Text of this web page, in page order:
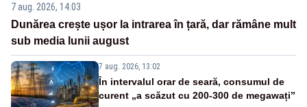
7 aug. 2026, 14:03
Dunărea crește ușor la intrarea în țară, dar rămâne mult
sub media lunii august
7 aug. 2026, 13:02
În intervalul orar de seară, consumul de
curent „a scăzut cu 200-300 de megawați”